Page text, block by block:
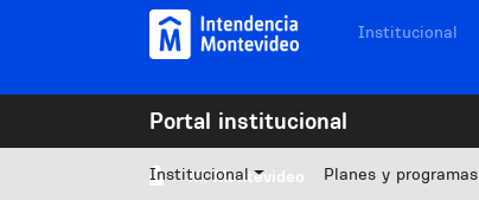
Pasar al contenido principal Navegación sitios
Institucional
Portal institucional
Mi Montevideo
Institucional Planes y programas